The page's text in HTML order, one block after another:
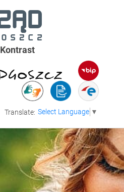
Kontrast
Select Language ▼
Translate: